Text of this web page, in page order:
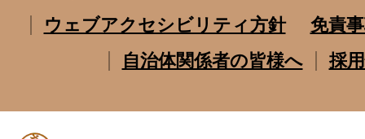
ウェブアクセシビリティ方針
免責
自治体関係者の皆様へ
採